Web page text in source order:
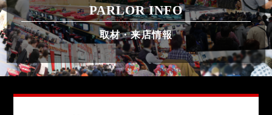
PARLOR INFO
取材・来店情報